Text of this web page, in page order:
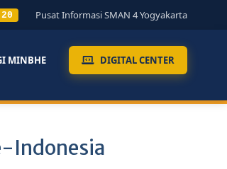
Pusat Informasi SMAN 4 Yogyakarta
MINBHE DIGITAL CENTER
Indonesia